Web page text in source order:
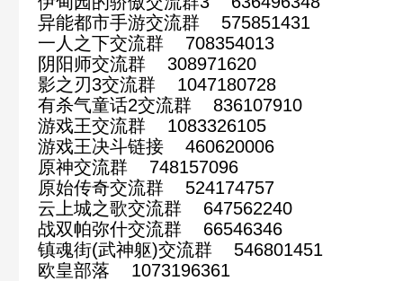
异能都市手游交流群 575851431
一人之下交流群 708354013
阴阳师交流群 308971620
影之刃3交流群 1047180728
有杀气童话2交流群 836107910
游戏王交流群 1083326105
游戏王决斗链接 460620006
原神交流群 748157096
原始传奇交流群 524174757
云上城之歌交流群 647562240
战双帕弥什交流群 66546346
镇魂街(武神躯)交流群 546801451
欧皇部落 1073196361